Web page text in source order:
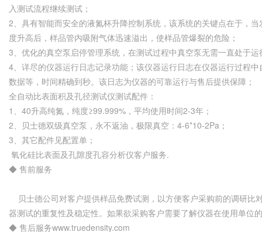
入测试流程继续测试；
2、具有智能而安全的液氮杯升降控制系统，该系统的关键点在于，
度升高后，样品管内吸附气体迅速溢出，使样品管爆裂的危险；
3、优化的真空泵启停管理系统，在测试过程中真空泵无需一直处于
4、详尽的仪器运行日志记录功能；该仪器运行日志在仪器运行过程
数据等，时间精确到秒。该日志为仪器的可靠运行与售后提供保障；
全自动比表面积及孔径测试仪测试配件：
1、40升高纯氮，纯度≥99.999%，平均使用时间2-3年；
2、贝士德双级真空泵，永不返油，极限真空：4-6*10-2Pa；
3、其它配件见配置单；
氧化硅比表面及孔隙度孔容分析仪客户服务.
◆ 售前服务
贝士德公司对客户提供样品免费试测，以方便客户采购前的调研比
器测试的重复性及稳定性。如果欲采购客户需要了解仪器在使用单位
◆ 售后服务www.truedensity.com